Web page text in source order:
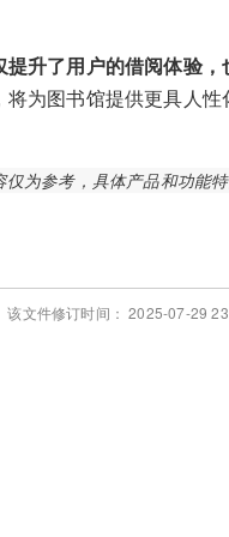
升了用户的借阅体验，
为图书馆提供更具人性
为参考，具体产品和功能
该文件修订时间： 2025-07-29